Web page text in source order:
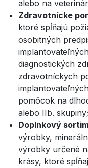
alebo na
Zdravotnícke
ktoré spĺňajú
osobitných
diagnostických
zdravotníckych
pomôcok na
alebo IIb. skupiny;
Doplnkový
výrobky,
výrobky určené
krásy, ktoré